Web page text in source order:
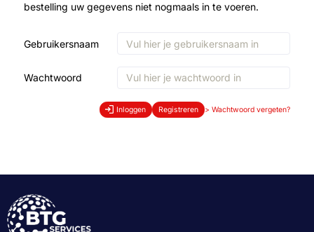
bestelling uw gegevens niet nogmaals in te voeren.
Gebruikersnaam
Wachtwoord
Inloggen Registreren > Wachtwoord vergeten?